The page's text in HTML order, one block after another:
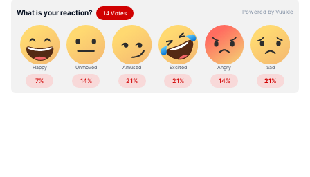
ABOUT THE AUTHOR